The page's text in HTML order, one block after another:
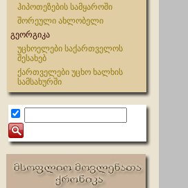
ჰიპოთეზების სამყაროში
შორეული ახლობელი
გეორგიკა
უცხოელები საქართველოს
შესახებ
ქართველები უცხო ხალხის
სამსახურში